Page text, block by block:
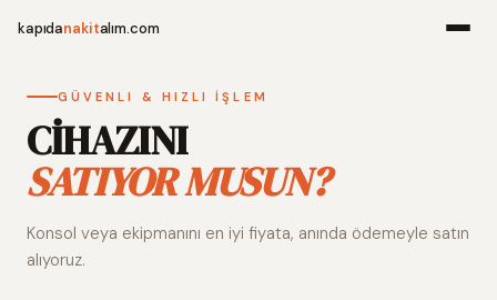
kapıdanakitalım.com
Alım
GÜVENLI & HIZLI İŞLEM
CİHAZINI
SATIYOR MUSUN?
Konsol veya ekipmanını en iyi fiyata, anında ödemeyle satın
alıyoruz.